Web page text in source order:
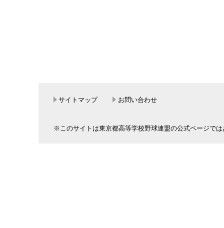
サイトマップ お問い合わせ
※このサイトは東京都高等学校野球連盟の公式ページで